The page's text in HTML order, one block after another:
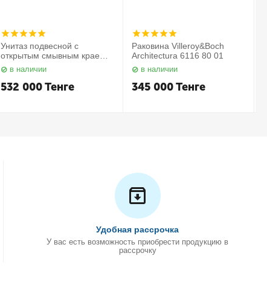
Унитаз подвесной с
открытым смывным краем в
комплекте с сиденьем
Subway 2.0 5614 R2 01
Villeroy&Boch
в наличии
532 000Тенге
Раковина Villeroy&Boch
Architectura 6116 80 01
в наличии
345 000Тенге
Удобная рассрочка
У вас есть возможность приобрести продукцию в
рассрочку